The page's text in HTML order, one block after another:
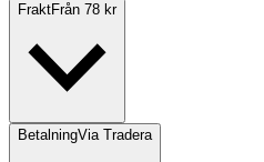
FraktFrån 78 kr
BetalningVia Tradera